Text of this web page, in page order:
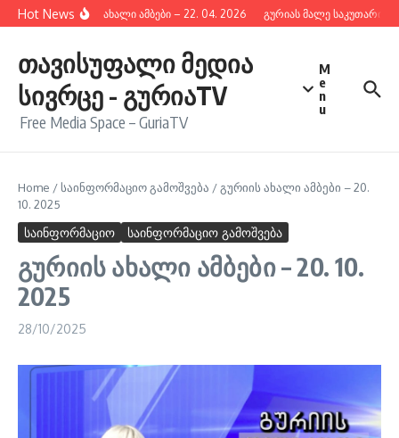
შიგთავსზე გადასვლა
Hot Newsგურიის ახალი ამბები – 22. 04. 2026 გურიას მალე საკუთარი
თავისუფალი მედია
სივრცე - გურიაTV
Free Media Space – GuriaTV
M
e
n
u
Home /საინფორმაციო გამოშვება /გურიის ახალი ამბები – 20.
10. 2025
საინფორმაციო საინფორმაციო გამოშვება
გურიის ახალი ამბები – 20. 10.
2025
28/10/2025